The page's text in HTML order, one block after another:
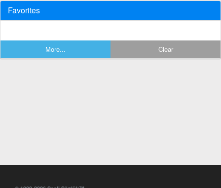
Favorites
More... Clear